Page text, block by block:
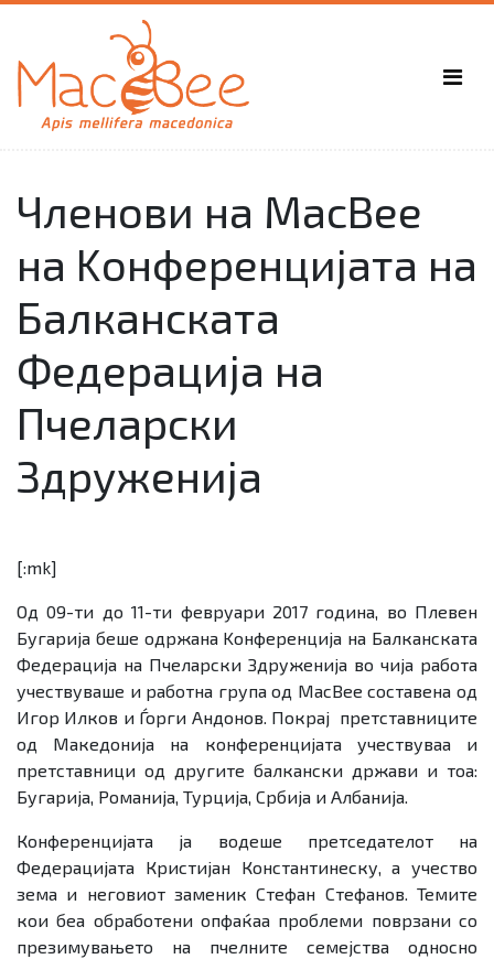
Членови на MacBee
на Kонференцијата на
Балканската
Федерација на
Пчеларски
Здруженија
[:mk]
Од 09-ти до 11-ти февруари 2017 година, во Плевен
Бугарија беше одржана Kонференција на Балканската
Федерација на Пчеларски Здруженија во чија работа
учествуваше и работна група од MacBee составена од
Игор Илков и Ѓорги Андонов. Покрај претставниците
од Македонија на конференцијата учествуваа и
претставници од другите балкански држави и тоа:
Бугарија, Романија, Турција, Србија и Албанија.
Конференцијата ја водеше претседателот на
Федерацијата Кристијан Константинеску, а учество
зема и неговиот заменик Стефан Стефанов. Темите
кои беа обработени опфаќаа проблеми поврзани со
презимувањето на пчелните семејства односно